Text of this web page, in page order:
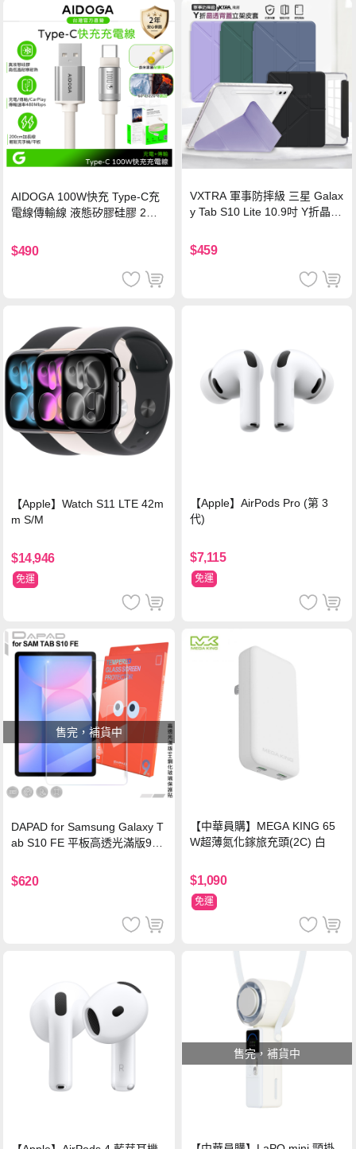
AIDOGA 100W快充 Type-C充
電線傳輸線 液態矽膠硅膠 2M
$490
VXTRA 軍事防摔級 三星 Galax
y Tab S10 Lite 10.9吋 Y折晶透
$459
【Apple】Watch S11 LTE 42m
m S/M
$14,946
免運
【Apple】AirPods Pro (第 3
代)
$7,115
免運
售完，補貨中
DAPAD for Samsung Galaxy T
ab S10 FE 平板高透光滿版9H
$620
【中華員購】MEGA KING 65
W超薄氮化鎵旅充頭(2C) 白
$1,090
免運
售完，補貨中